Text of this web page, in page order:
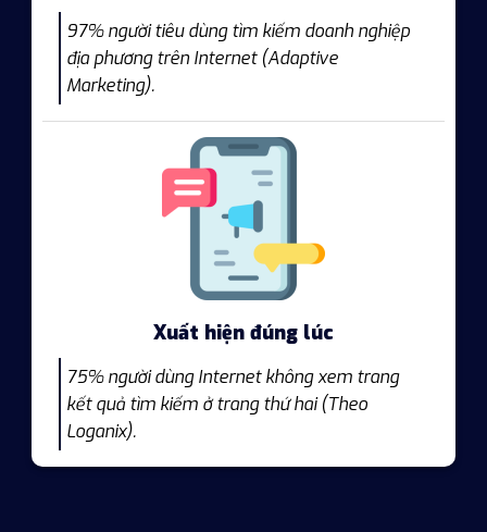
97% người tiêu dùng tìm kiếm doanh nghiệp
địa phương trên Internet (Adaptive
Marketing).
Xuất hiện đúng lúc
75% người dùng Internet không xem trang
kết quả tìm kiếm ở trang thứ hai (Theo
Loganix).